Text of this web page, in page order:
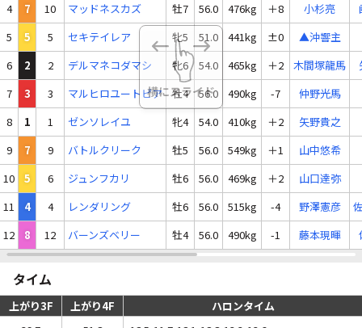
4
7 10 マッドネスカズ 牡7 56.0 476kg ＋8 小杉亮
5
5 5 セキテイレア 牝5 51.0 441kg ±0
▲沖響主
6
2 2 デルマネコダマシ 牝6 54.0 465kg ＋2 木間塚龍馬
7
3 3 マルヒロユートピア 牡4 56.0 490kg -7
仲野光馬
8
1 1 ゼンソレイユ 牝4 54.0 410kg ＋2
矢野貴之
9
7 9 バトルクリーク 牡5 56.0 549kg ＋1
山中悠希
10
5 6 ジュンフカリ 牡6 56.0 469kg ＋2
山口達弥
11
4 4 レンダリング 牡6 56.0 515kg -4 野澤憲彦
12
8 12 バーンズベリー 牡4 56.0 490kg -1 藤本現暉
タイム
上がり3F 上がり4F
ハロンタイム